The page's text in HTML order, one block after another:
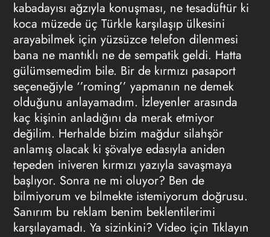
kabadayısı ağzıyla konuşması, ne tesadüftür ki
koca müzede üç Türkle karşılaşıp ülkesini
arayabilmek için yüzsüzce telefon dilenmesi
bana ne mantıklı ne de sempatik geldi. Hatta
gülümsemedim bile. Bir de kırmızı pasaport
seçeneğiyle ‘’roming’’ yapmanın ne demek
olduğunu anlayamadım. İzleyenler arasında
kaç kişinin anladığını da merak etmiyor
değilim. Herhalde bizim mağdur silahşör
anlamış olacak ki şövalye edasıyla aniden
tepeden iniveren kırmızı yazıyla savaşmaya
başlıyor. Sonra ne mi oluyor? Ben de
bilmiyorum ve bilmekte istemiyorum doğrusu.
Sanırım bu reklam benim beklentilerimi
karşılayamadı. Ya sizinkini? Video için Tıklayın